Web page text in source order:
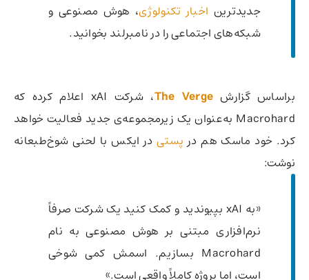
جدیدترین اخبار تکنولوژی، هوش مصنوعی و
شبکه‌های اجتماعی را در نامبرلند بخوانید.
براساس گزارش The Verge
، شرکت xAI اعلام کرده که
Macrohard به‌عنوان یک زیرمجموعه‌ی جدید فعالیت خواهد
کرد. خود ماسک هم در پستیدر ایکس با لحنی شوخ‌طبعانه
نوشت:
«به xAI بپیوندید و کمک کنید یک شرکت صرفاً
نرم‌افزاری مبتنی بر هوش مصنوعی به نام
Macrohard بسازیم. اسمش کمی شوخی
است، اما پروژه کاملاً واقعی است.»